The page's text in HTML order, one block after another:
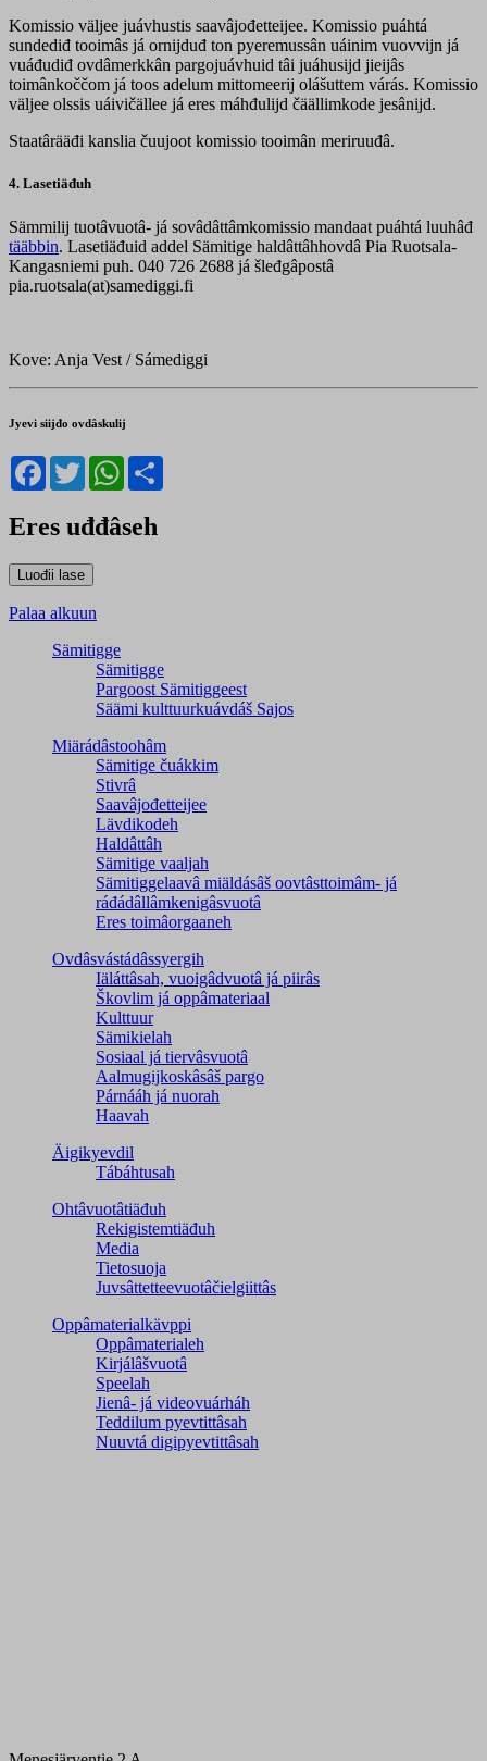
Komissio väljee juávhustis saavâjođetteijee. Komissio puáhtá
sundediđ tooimâs já ornijduđ ton pyeremussân uáinim vuovvijn já
vuáđudiđ ovdâmerkkân pargojuávhuid tâi juáhusijd jieijâs
toimânkoččom já toos adelum mittomeerij olášuttem várás. Komissio
väljee olssis uáivičällee já eres máhđulijd čäällimkode jesânijd.
Staatârääđi kanslia čuujoot komissio tooimân meriruuđâ.
4. Lasetiäđuh
Sämmilij tuotâvuotâ- já sovâdâttâmkomissio mandaat puáhtá luuhâđ
tääbbin. Lasetiäđuid addel Sämitige haldâttâhhovdâ Pia Ruotsala-
Kangasniemi puh. 040 726 2688 já šleđgâpostâ
pia.ruotsala(at)samediggi.fi
Kove: Anja Vest / Sámediggi
Jyevi siijđo ovdâskulij
Facebook
TwitterWhatsApp
Eres uđđâseh
Palaa alkuun
Sämitigge
Sämitigge
Pargoost Sämitiggeest
Säämi kulttuurkuávdáš Sajos
Miärádâstoohâm
Sämitige čuákkim
Stivrâ
Saavâjođetteijee
Lävdikodeh
Haldâttâh
Sämitige vaaljah
Sämitiggelaavâ miäldásâš oovtâsttoimâm- já
ráđádâllâmkenigâsvuotâ
Eres toimâorgaaneh
Ovdâsvástádâssyergih
Iäláttâsah, vuoigâdvuotâ já piirâs
Škovlim já oppâmateriaal
Kulttuur
Sämikielah
Sosiaal já tiervâsvuotâ
Aalmugijkoskâsâš pargo
Párnááh já nuorah
Haavah
Äigikyevdil
Tábáhtusah
Ohtâvuotâtiäđuh
Rekigistemtiäđuh
Media
Tietosuoja
Juvsâttetteevuotâčielgiittâs
Oppâmaterialkävppi
Oppâmaterialeh
Kirjálâšvuotâ
Speelah
Jienâ- já videovuárháh
Teddilum pyevtittâsah
Nuuvtá digipyevtittâsah